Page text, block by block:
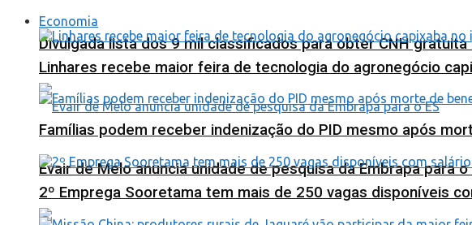
Divulgada lista dos 9 mil classificados para obter CNH gratuita
Evair de Melo anuncia unidade de pesquisa da Embrapa para o
Economia
Linhares recebe maior feira de tecnologia do agronegócio
Famílias podem receber indenização do PID mesmo após
2º Emprega Sooretama tem mais de 250 vagas disponíveis